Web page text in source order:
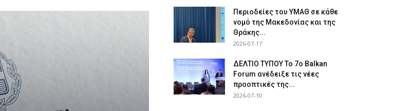
Περιοδείες του ΥΜΑΘ σε κάθε
νομό της Μακεδονίας και της
Θράκης...
2026-07-17
ΔΕΛΤΙΟ ΤΥΠΟΥ Το 7ο Balkan
Forum ανέδειξε τις νέες
προοπτικές της...
2026-07-10